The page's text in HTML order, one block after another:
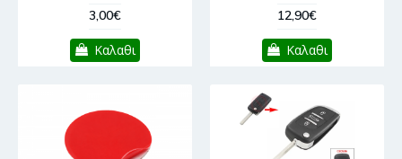
3,00€
Καλαθι
12,90€
Καλαθι